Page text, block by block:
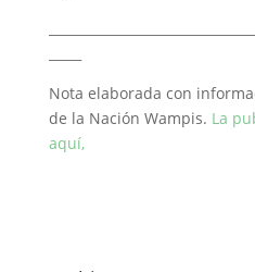
Nota elaborada con
de la Nación Wampis. La
aquí,